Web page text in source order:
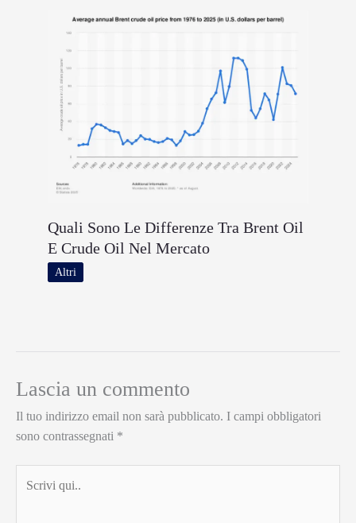
Quali Sono Le Differenze Tra Brent Oil
E Crude Oil Nel Mercato
Altri
Lascia un commento
Il tuo indirizzo email non sarà pubblicato. I campi obbligatori
sono contrassegnati *
qui..